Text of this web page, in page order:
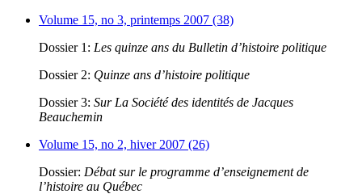
Volume 15, no 3, printemps 2007 (38)
Dossier 1: Les quinze ans du Bulletin d’histoire politique
Dossier 2: Quinze ans d’histoire politique
Dossier 3: Sur La Société des identités de Jacques
Beauchemin
Volume 15, no 2, hiver 2007 (26)
Dossier: Débat sur le programme d’enseignement de
l’histoire au Québec